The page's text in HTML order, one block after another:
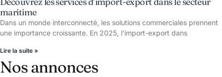
maritime
Dans un monde interconnecté, les solutions commerciales prennent
une importance croissante. En 2025, l’import-export dans
Lire la suite »
Nos annonces